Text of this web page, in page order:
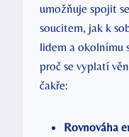
umožňuje spojit
soucitem, jak k
lidem a okolnímu
proč se vyplatí
čakře:
Rovnováha